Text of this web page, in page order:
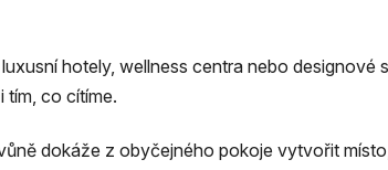
hotely, wellness centra nebo
tím, co cítíme.
dokáže z obyčejného pokoje vytvořit